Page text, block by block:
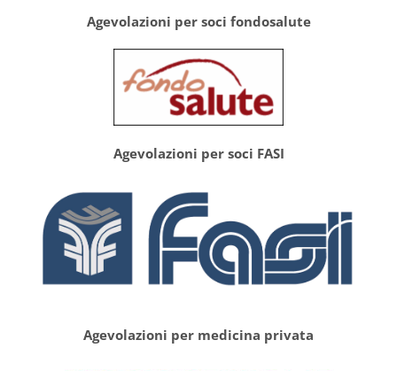
Agevolazioni per soci fondosalute
Agevolazioni per soci FASI
Agevolazioni per medicina privata